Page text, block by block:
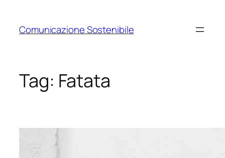
contenuto
Comunicazione Sostenibile
Tag: Fatata